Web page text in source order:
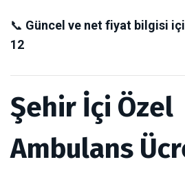
📞 Güncel ve net fiyat bilgisi
12
Şehir İçi Özel
Ambulans